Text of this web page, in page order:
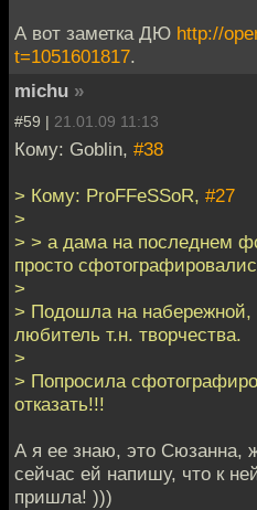
А вот заметка ДЮ http://
t=1051601817.
michu »
#59 | 21.01.09 11:13
Кому: Goblin, #38
> Кому: ProFFeSSoR, #27
>
> > а дама на последнем
просто
>
> Подошла на набережной,
любитель т.н. творчества.
>
> Попросила
отказать!!!
А я ее знаю, это Сюзанна,
сейчас ей напишу, что к
пришла! )))